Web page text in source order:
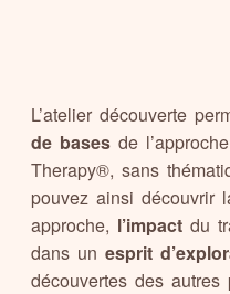
L’atelier découverte
de bases de
Therapy®, sans
pouvez ainsi découvrir
approche, l’impact du
dans un esprit
découvertes des autres